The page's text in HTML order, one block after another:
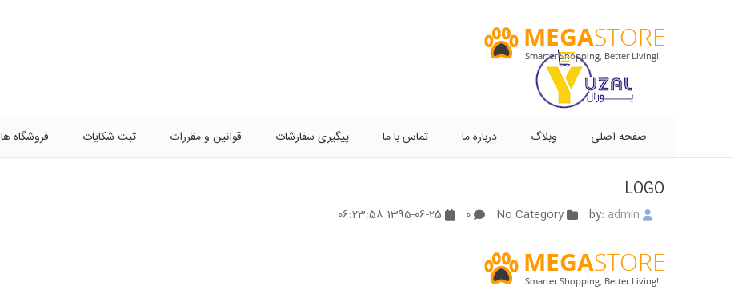
صفحه اصلی وبلاگ درباره ما تماس با ما پیگیری سفارشات قوانین و مقررات ثبت شکایات فروشگاه ها
LOGO
admin